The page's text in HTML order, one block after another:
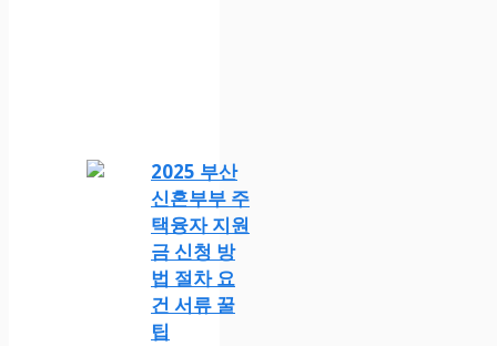
2025 부산
신혼부부 주
택융자 지원
금 신청 방
법 절차 요
건 서류 꿀
팁